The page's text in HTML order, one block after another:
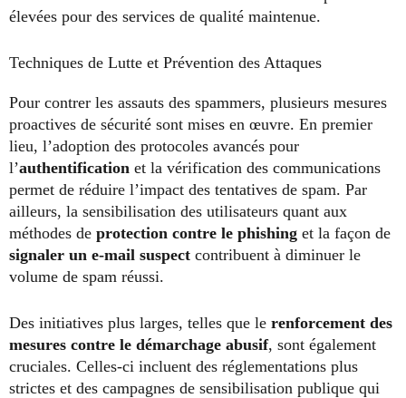
élevées pour des services de qualité maintenue.
Techniques de Lutte et Prévention des Attaques
Pour contrer les assauts des spammers, plusieurs mesures
proactives de sécurité sont mises en œuvre. En premier
lieu, l’adoption des protocoles avancés pour
l’authentification et la vérification des communications
permet de réduire l’impact des tentatives de spam. Par
ailleurs, la sensibilisation des utilisateurs quant aux
méthodes de protection contre le phishing et la façon de
signaler un e-mail suspect contribuent à diminuer le
volume de spam réussi.
Des initiatives plus larges, telles que le renforcement des
mesures contre le démarchage abusif, sont également
cruciales. Celles-ci incluent des réglementations plus
strictes et des campagnes de sensibilisation publique qui